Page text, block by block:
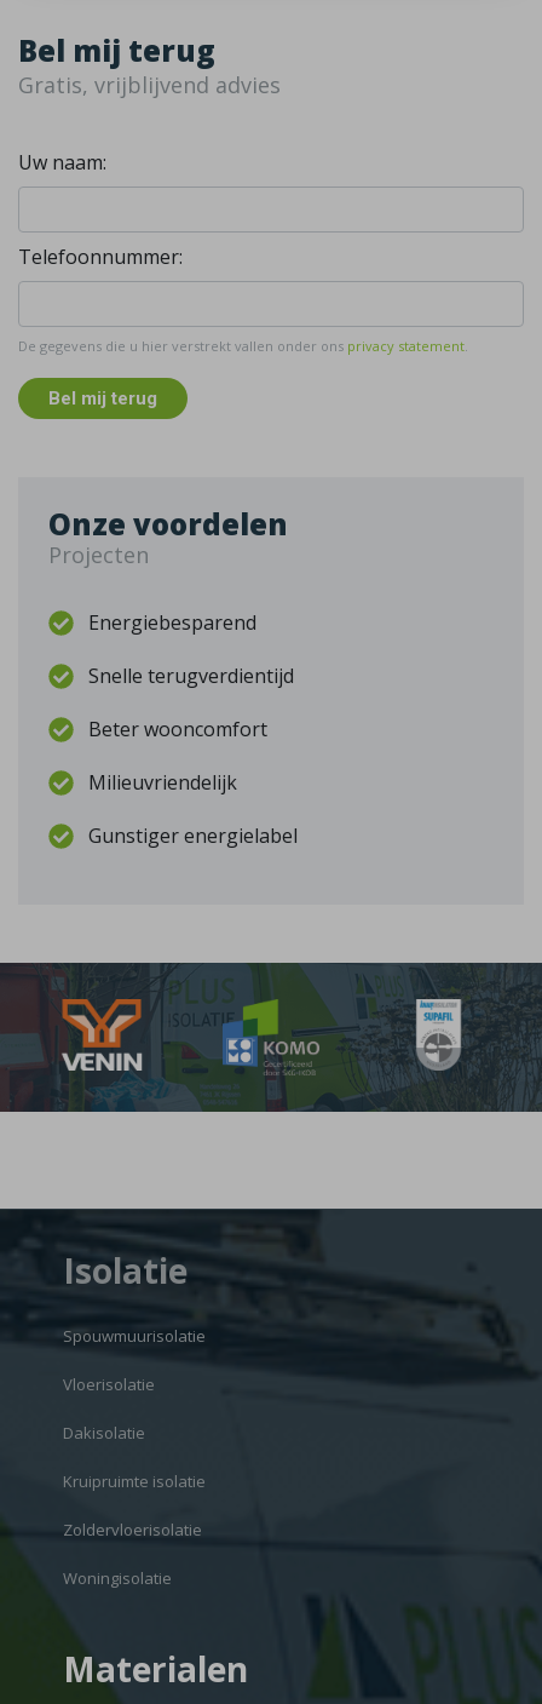
Bel mij terug
Gratis, vrijblijvend advies
Uw naam:
Telefoonnummer:
De gegevens die u hier verstrekt vallen onder ons privacy statement.
Bel mij terug
Onze voordelen
Projecten
Energiebesparend
Snelle terugverdientijd
Beter wooncomfort
Milieuvriendelijk
Gunstiger energielabel
Isolatie
Spouwmuurisolatie
Vloerisolatie
Dakisolatie
Kruipruimte isolatie
Zoldervloerisolatie
Woningisolatie
Materialen